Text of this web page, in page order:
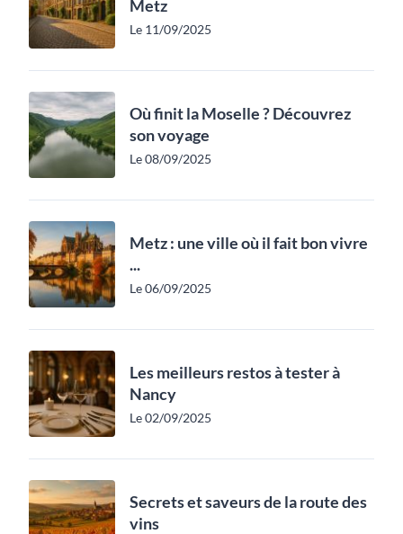
Metz
Le 11/09/2025
Où finit la Moselle ? Découvrez
son voyage
Le 08/09/2025
Metz : une ville où il fait bon vivre
...
Le 06/09/2025
Les meilleurs restos à tester à
Nancy
Le 02/09/2025
Secrets et saveurs de la route des
vins